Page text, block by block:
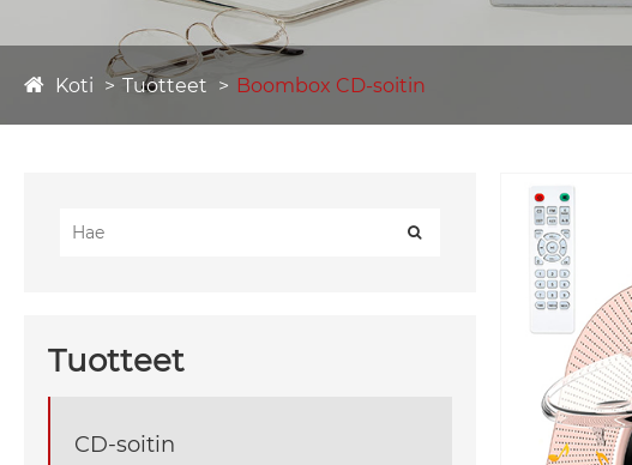
Koti Tuotteet Boombox CD-soitin
Tuotteet
CD-soitin